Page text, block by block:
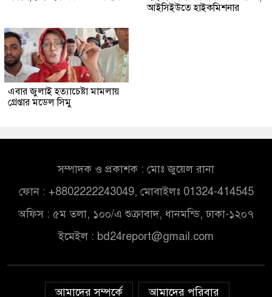
আইসিইউতে হাইকমিশনার
এবার জুলাই হত্যাচেষ্টা মামলায়
গ্রেপ্তার মডেল সিমু
সম্পাদক ও প্রকাশক : মোঃ জুয়েল রানা
ফোন : +8802222243049, মোবাইলঃ 01324-414545
অফিস : ৫ম তলা, ১০০/এ শুক্রাবাদ, ধানমন্ডি, ঢাকা-১২০৭
ইমেইল : bd24report@gmail.com
আমাদের সম্পর্কে আমাদের পরিবার